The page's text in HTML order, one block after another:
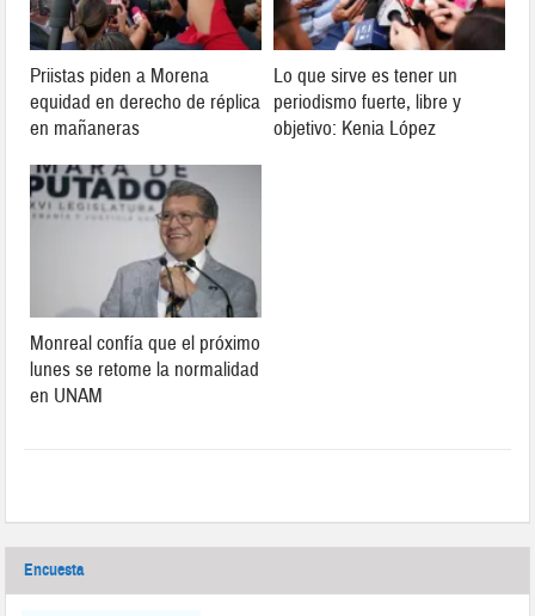
Priistas piden a Morena
equidad en derecho de réplica
en mañaneras
Lo que sirve es tener un
periodismo fuerte, libre y
objetivo: Kenia López
Monreal confía que el próximo
lunes se retome la normalidad
en UNAM
Encuesta